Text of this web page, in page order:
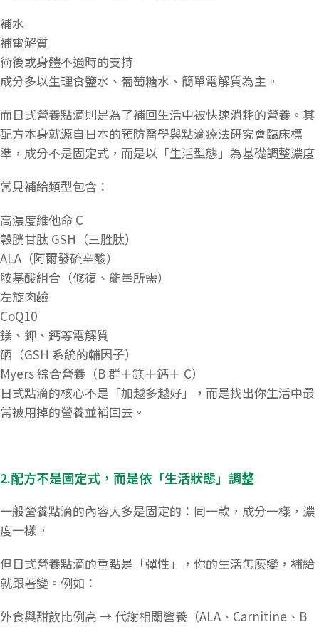
補水
補電解質
術後或身體不適時的支持
成分多以生理食鹽水、葡萄糖水、簡單電解質為主。
而日式營養點滴則是為了補回生活中被快速消耗的營養。其
配方本身就源自日本的預防醫學與點滴療法研究會臨床標
準，成分不是固定式，而是以「生活型態」為基礎調整濃度
常見補給類型包含：
高濃度維他命 C
穀胱甘肽 GSH（三胜肽）
ALA（阿爾發硫辛酸）
胺基酸組合（修復、能量所需）
左旋肉鹼
CoQ10
鎂、鉀、鈣等電解質
硒（GSH 系統的輔因子）
Myers 綜合營養（B 群＋鎂＋鈣＋ C）
日式點滴的核心不是「加越多越好」，而是找出你生活中最
常被用掉的營養並補回去。
2.配方不是固定式，而是依「生活狀態」調整
一般營養點滴的內容大多是固定的：同一款，成分一樣，濃
度一樣。
但日式營養點滴的重點是「彈性」，你的生活怎麼變，補給
就跟著變。例如：
外食與甜飲比例高 → 代謝相關營養（ALA、Carnitine、B